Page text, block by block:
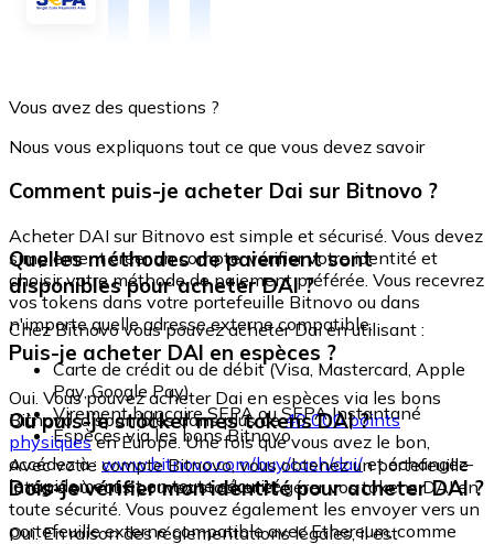
Vous avez des questions ?
Nous vous expliquons tout ce que vous devez savoir
Comment puis-je acheter Dai sur Bitnovo ?
Acheter DAI sur Bitnovo est simple et sécurisé. Vous devez
simplement créer un compte, vérifier votre identité et
choisir votre méthode de paiement préférée. Vous recevrez
vos tokens dans votre portefeuille Bitnovo ou dans
n'importe quelle adresse externe compatible.
Quelles méthodes de paiement sont
disponibles pour acheter DAI ?
Chez Bitnovo vous pouvez acheter Dai en utilisant :
Carte de crédit ou de débit (Visa, Mastercard, Apple
Pay, Google Pay)
Virement bancaire SEPA ou SEPA Instantané
Espèces via les bons Bitnovo
Puis-je acheter DAI en espèces ?
Oui. Vous pouvez acheter Dai en espèces via les bons
Bitnovo, disponibles dans plus de40 000 points
physiquesen Europe. Une fois que vous avez le bon,
accédez à : www.bitnovo.com/buy/cash/dai/et échangez-
le rapidement et en toute sécurité.
Où puis-je stocker mes tokens DAI ?
Avec votre compte Bitnovo, vous obtenez un portefeuille
intégré où vous pouvez stocker et gérer vos tokens DAI en
toute sécurité. Vous pouvez également les envoyer vers un
portefeuille externe compatible avec Ethereum, comme
Dois-je vérifier mon identité pour acheter DAI ?
Oui. En raison des réglementations légales, il est